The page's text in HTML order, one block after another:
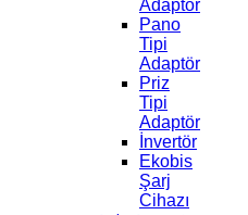
Adaptör
Pano
Tipi
Adaptör
Priz
Tipi
Adaptör
İnvertör
Ekobis
Şarj
Cihazı